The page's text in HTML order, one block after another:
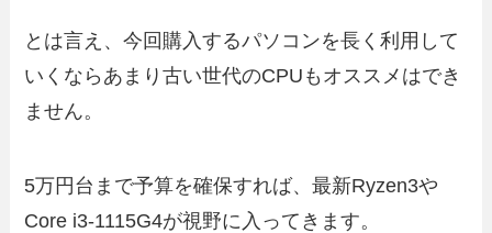
とは言え、今回購入するパソコンを長く利用して
いくならあまり古い世代のCPUもオススメはでき
ません。
5万円台まで予算を確保すれば、最新Ryzen3や
Core i3-1115G4が視野に入ってきます。